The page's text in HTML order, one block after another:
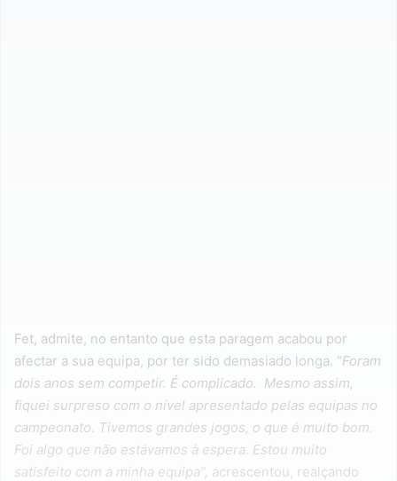
Fet, admite, no entanto que esta paragem acabou por
afectar a sua equipa, por ter sido demasiado longa. “Foram
dois anos sem competir. É complicado. Mesmo assim,
fiquei surpreso com o nível apresentado pelas equipas no
campeonato. Tivemos grandes jogos, o que é muito bom.
Foi algo que não estávamos à espera. Estou muito
satisfeito com a minha equipa”, acrescentou, realçando